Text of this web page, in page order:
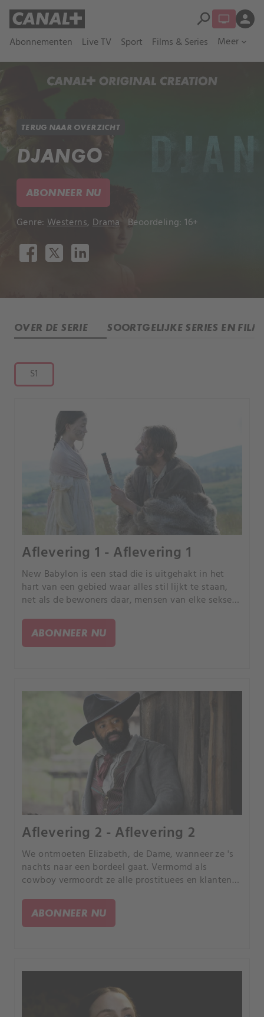
Abonnementen Live TV Sport Films & Series Meer expand_more
search person
TERUG NAAR OVERZICHT
DJANGO
ABONNEER NU
Genre: Westerns, Drama Beoordeling: 16+
OVER DE SERIE SOORTGELIJKE SERIES EN
S1
Aflevering 1 - Aflevering 1
New Babylon is een stad die is uitgehakt in het
hart van een gebied waar alles stil lijkt te staan,
net als de bewoners daar, mensen van elke sekse
geleid door de oprichter John Ellis en zijn
toekomstige vrouw Sarah, een jonge
ABONNEER NU
Aflevering 2 - Aflevering 2
We ontmoeten Elizabeth, de Dame, wanneer ze 's
nachts naar een bordeel gaat. Vermomd als
cowboy vermoordt ze alle prostituees en klanten
ABONNEER NU